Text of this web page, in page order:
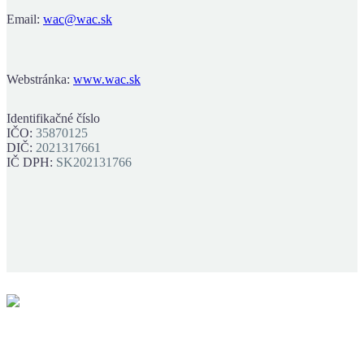
Email: wac@wac.sk
Webstránka: www.wac.sk
Identifikačné číslo
IČO: 35870125
DIČ: 2021317661
IČ DPH: SK202131766